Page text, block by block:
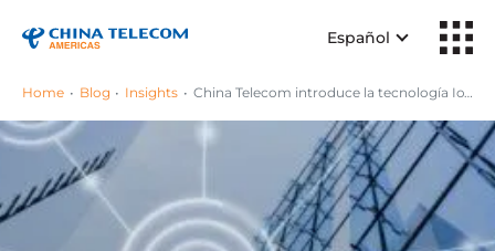
Español
Home Blog Insights China Telecom introduce la tecnología IoT en el mercado